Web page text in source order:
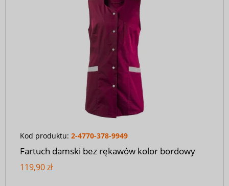
Kod produktu: 2-4770-378-9949
Fartuch damski bez rękawów kolor bordowy
119,90 zł